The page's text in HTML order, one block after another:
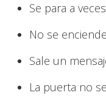
Se para a
No se
Sale un
La puerta no